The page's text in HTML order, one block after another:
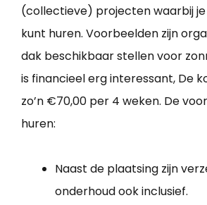
(collectieve) projecten waarbij
kunt huren. Voorbeelden zijn
dak beschikbaar stellen voor
is financieel erg interessant, De
zo’n €70,00 per 4 weken. De
huren:
Naast de plaatsing zijn
onderhoud ook inclusief.